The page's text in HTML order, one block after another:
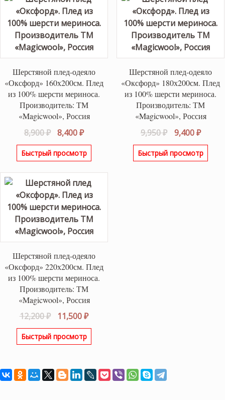
Шерстяной плед-одеяло
«Оксфорд» 160х200см. Плед
из 100% шерсти мериноса.
Производитель: ТМ
«Magicwool», Россия
8,900₽
Первоначальная
цена
составляла
8,400₽Текущая
цена:
8,400 ₽.
Быстрый просмотр
Шерстяной плед-одеяло
«Оксфорд» 180х200см. Плед
из 100% шерсти мериноса.
Производитель: ТМ
«Magicwool», Россия
9,950₽
цена
составляла
9,400₽
цена:
9,400
Быстрый просмотр
Шерстяной плед-одеяло
«Оксфорд» 220х200см. Плед
из 100% шерсти мериноса.
Производитель: ТМ
«Magicwool», Россия
12,200₽
Первоначальная
цена
составляла
11,500₽Текущая
цена:
Быстрый просмотр